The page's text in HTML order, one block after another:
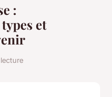
:
et